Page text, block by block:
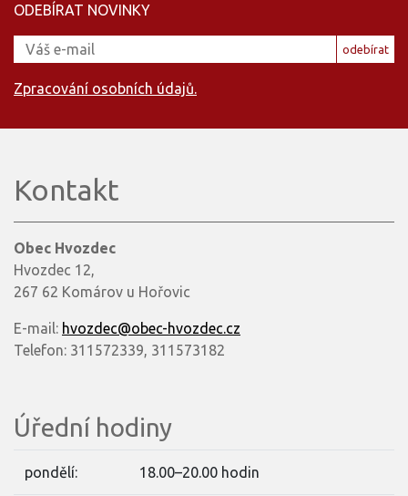
ODEBÍRAT NOVINKY
odebírat
Zpracování osobních údajů.
Kontakt
Obec Hvozdec
Hvozdec 12,
267 62 Komárov u Hořovic
E-mail: hvozdec@obec-hvozdec.cz
Telefon: 311572339, 311573182
Úřední hodiny
pondělí: 18.00–20.00 hodin